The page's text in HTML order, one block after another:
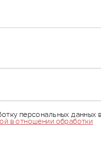
персональных данных
в отношении обработки